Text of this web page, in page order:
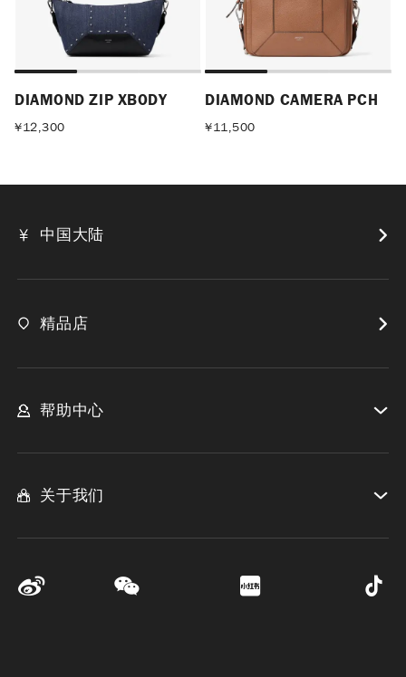
DIAMOND ZIP XBODY
¥12,300
DIAMOND CAMERA PCH
¥11,500
中国大陆
精品店
帮助中心
关于我们